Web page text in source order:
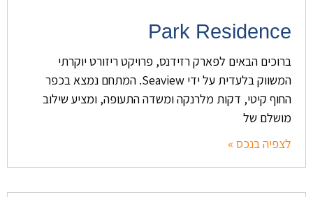
Park Residence
ברוכים הבאים לפארק רזידנס, פרויקט ריזורט יוקרתי
המשווק בלעדית על ידי Seaview. המתחם נמצא בכפר
החוף קיטי, דקות מלרנקה ומשדה התעופה, ומציע שילוב
מושלם של
לצפיה בנכס »